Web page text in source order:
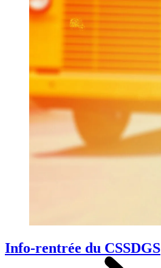
Info-rentrée du CSSDGS